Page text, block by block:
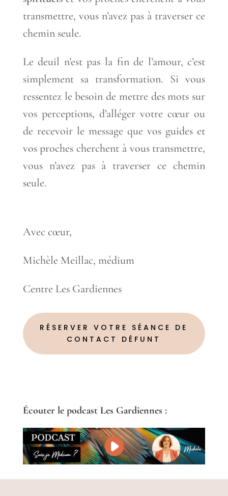
transmettre, vous n’avez pas à traverser ce
chemin seule.
Le deuil n’est pas la fin de l’amour, c’est
simplement sa transformation. Si vous
ressentez le besoin de mettre des mots sur
vos perceptions, d’alléger votre cœur ou
de recevoir le message que vos guides et
vos proches cherchent à vous transmettre,
vous n’avez pas à traverser ce chemin
seule.
Aveccœur,
Michèle Meillac, médium
Centre Les Gardiennes
RÉSERVER VOTRE SÉANCE DE
CONTACT DÉFUNT
Écouterle podcast Les Gardiennes :